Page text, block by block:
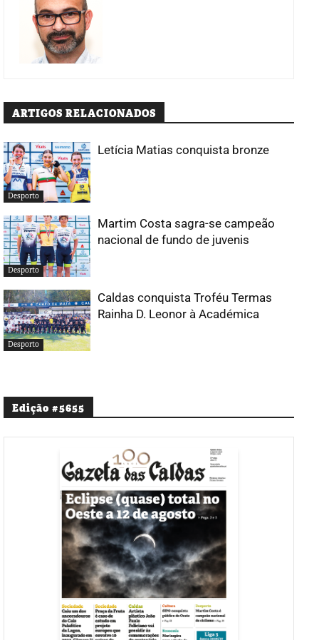
ARTIGOS RELACIONADOS
Desporto
Letícia Matias conquista bronze
Desporto
Martim Costa sagra-se campeão
nacional de fundo de juvenis
Desporto
Caldas conquista Troféu Termas
Rainha D. Leonor à Académica
Edição #5655